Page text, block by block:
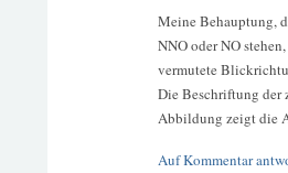
Meine Behauptung,
NNO oder NO
vermutete
Die Beschriftung der
Abbildung zeigt die
Auf Kommentar